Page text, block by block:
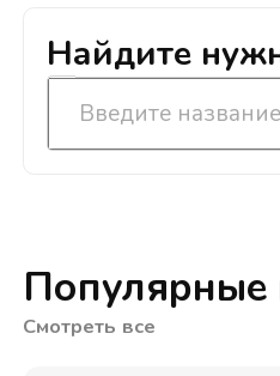
Найдите
Популярные
Смотреть все